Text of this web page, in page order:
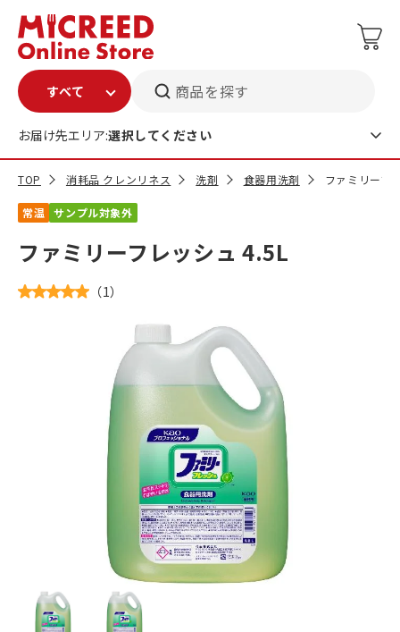
商品を探す
お届け先エリア:選択してください
TOP 消耗品 クレンリネス 洗剤 食器用洗剤 ファミリーフ
常温 サンプル対象外
ファミリーフレッシュ 4.5L
（1）